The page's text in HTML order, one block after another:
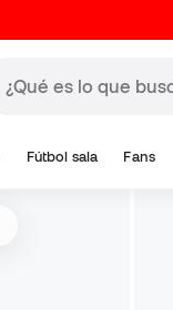
Fútbol sala Fans